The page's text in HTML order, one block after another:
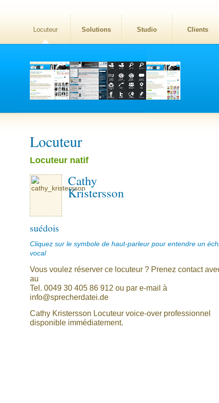
Locuteur Solutions Studio Clients
Locuteur
Locuteur natif
Cathy
Kristersson
suédois
Cliquez sur le symbole de haut-parleur pour entendre un
vocal
Vous voulez réserver ce locuteur ? Prenez contact
au
Tel. 0049 30 405 86 912 ou par e-mail à
info@sprecherdatei.de
Cathy Kristersson Locuteur voice-over professionnel
disponible immédiatement.